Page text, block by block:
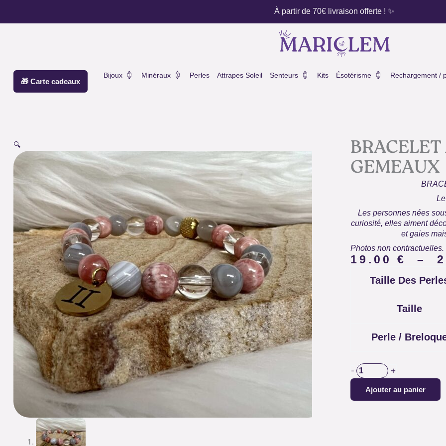
À partir de 70€ livraison offerte ! ✨
🎁 Carte cadeaux
Bijoux Ouvrir Bijoux
Minéraux Ouvrir Minéraux
Perles Attrapes Soleil Senteurs Ouvrir Senteurs
Kits Ésotérisme Ouvrir Ésotérisme
Rechargement /
🔍
GEMEAUX
Les personnes nées
curiosité, elles aiment
et gaies
Photos non contractuelles.
19.00 € –
Taille Des
Taille
Perle /
-
ASTROLOGIQUE
+
Ajouter au panier